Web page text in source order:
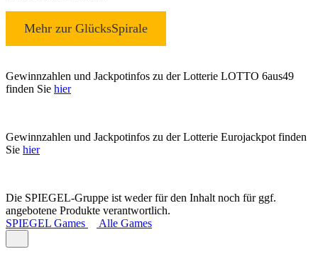
Mehr zur GlücksSpirale
Gewinnzahlen und Jackpotinfos zu der Lotterie LOTTO 6aus49
finden Sie hier
Gewinnzahlen und Jackpotinfos zu der Lotterie Eurojackpot finden
Sie hier
Die SPIEGEL-Gruppe ist weder für den Inhalt noch für ggf.
angebotene Produkte verantwortlich.
SPIEGEL Games
Alle Games